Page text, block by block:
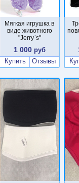
Мягкая игрушка в
виде животного
"Jerry`s"
1 000руб
Купить
Отзывы